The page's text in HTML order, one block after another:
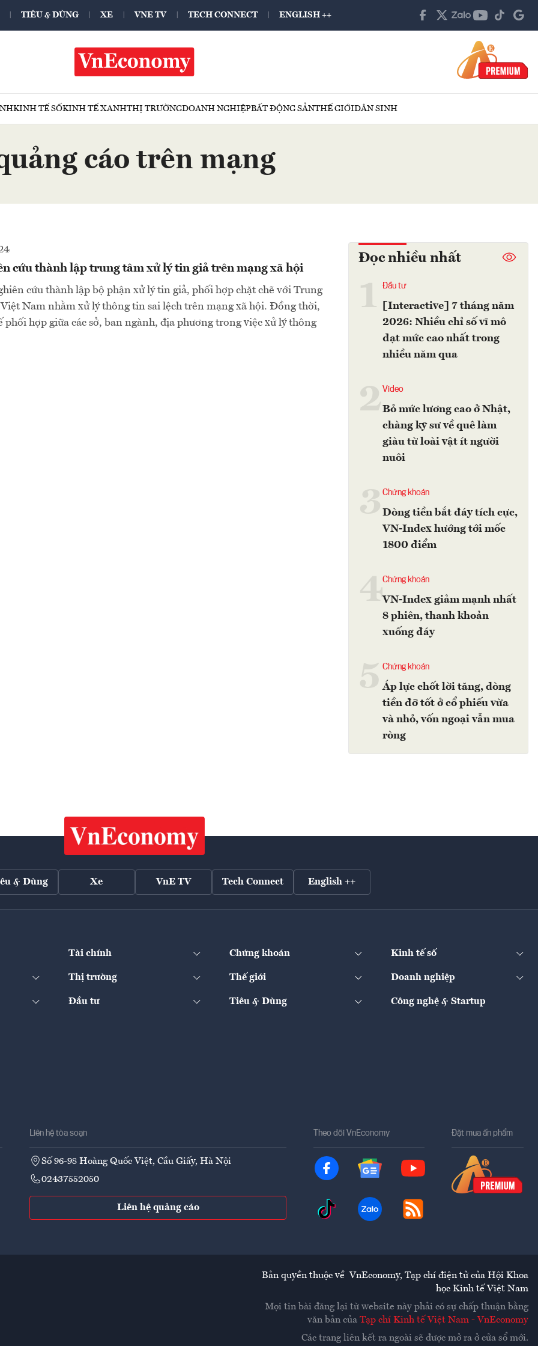
TIÊU & DÙNG XE VNE TV TECH CONNECT ENGLISH ++
KINH TẾ SỐKINH TẾ XANHTHỊ TRƯỜNGDOANH NGHIỆPBẤT ĐỘNG SẢNTHẾ GIỚIDÂN SINH
cáo trên mạng
cứu thành lập trung tâm xử lý tin giả trên mạng xã hội
cứu thành lập bộ phận xử lý tin giả, phối hợp chặt chẽ với Trung
Nam nhằm xử lý thông tin sai lệch trên mạng xã hội. Đồng thời,
phối hợp giữa các sở, ban ngành, địa phương trong việc xử lý thông
Đọc nhiều nhất
Đầu tư
[Interactive] 7 tháng năm
2026: Nhiều chỉ số vĩ mô
đạt mức cao nhất trong
nhiều năm qua
2Video
Bỏ mức lương cao ở Nhật,
chàng kỹ sư về quê làm
giàu từ loài vật ít người
nuôi
Chứng khoán
Dòng tiền bắt đáy tích cực,
VN-Index hướng tới mốc
1800 điểm
4Chứng khoán
VN-Index giảm mạnh nhất
8 phiên, thanh khoản
xuống đáy
Chứng khoán
Áp lực chốt lời tăng, dòng
tiền đỡ tốt ở cổ phiếu vừa
và nhỏ, vốn ngoại vẫn mua
ròng
& Dùng Xe VnE TV Tech Connect English ++
Tài chính Chứng khoán Kinh tế số
Thị trường Thế giới Doanh nghiệp
Đầu tư Tiêu & Dùng Công nghệ & Startup
Liên hệ tòa soạn
Số 96-98 Hoàng Quốc Việt, Cầu Giấy, Hà Nội
02437552050
Liên hệ quảng cáo
Theo dõi VnEconomy Đặt mua ấn phẩm
Bản quyền thuộc về VnEconomy, Tạp chí điện tử của Hội Khoa
học Kinh tế Việt Nam
Mọi tin bài đăng lại từ website này phải có sự chấp thuận bằng
văn bản của Tạp chí Kinh tế Việt Nam - VnEconomy
Các trang liên kết ra ngoài sẽ được mở ra ở cửa sổ mới.